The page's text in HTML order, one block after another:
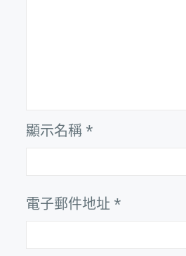
顯示名稱 *
電子郵件地址 *